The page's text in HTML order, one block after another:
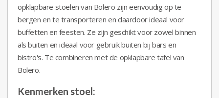
opklapbare stoelen van Bolero zijn eenvoudig op te
bergen en te transporteren en daardoor ideaal voor
buffetten en feesten. Ze zijn geschikt voor zowel binnen
als buiten en ideaal voor gebruik buiten bij bars en
bistro's. Te combineren met de opklapbare tafel van
Bolero.
Kenmerken stoel: